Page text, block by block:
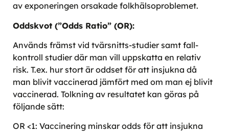
av exponeringen orsakade folkhälsoproblemet.
Oddskvot (”Odds Ratio” (OR):
Används främst vid tvärsnitts-studier samt fall-
kontroll studier där man vill uppskatta en relativ
risk. T.ex. hur stort är oddset för att insjukna då
man blivit vaccinerad jämfört med om man ej blivit
vaccinerad. Tolkning av resultatet kan göras på
följande sätt:
OR <1: Vaccinering minskar odds för att insjukna